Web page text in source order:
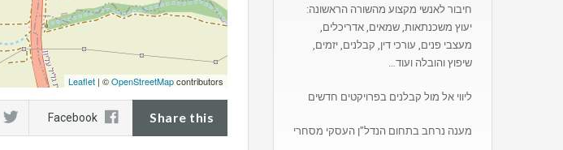
Leaflet | ©OpenStreetMapcontributors
Share this
Facebook
חיבור לאנשי מקצוע מהשורה הראשונה:
יעוץ משכנתאות, שמאים, אדריכלים,
מעצבי פנים, עורכי דין, קבלנים, יזמים,
שיפוץ והובלה ועוד…
ליווי אל מול קבלנים בפרויקטים חדשים
מענה נרחב בתחום הנדל”ן העסקי מסחרי